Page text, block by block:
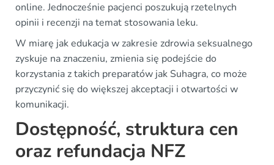
online. Jednocześnie pacjenci poszukują rzetelnych
opinii i recenzji na temat stosowania leku.
W miarę jak edukacja w zakresie zdrowia seksualnego
zyskuje na znaczeniu, zmienia się podejście do
korzystania z takich preparatów jak Suhagra, co może
przyczynić się do większej akceptacji i otwartości w
komunikacji.
Dostępność, struktura cen
oraz refundacja NFZ